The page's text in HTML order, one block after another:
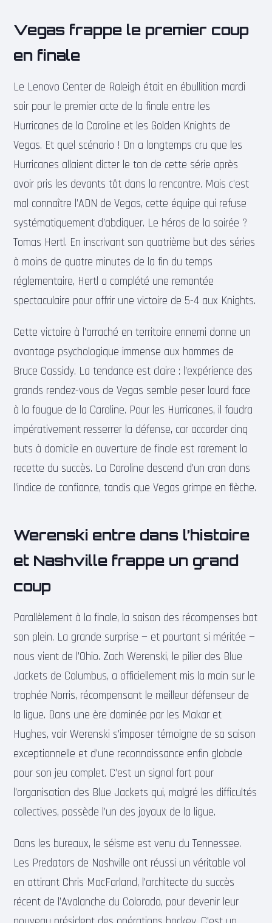
Vegas frappe le premier coup
en finale
Le Lenovo Center de Raleigh était en ébullition mardi
soir pour le premier acte de la finale entre les
Hurricanes de la Caroline et les Golden Knights de
Vegas. Et quel scénario ! On a longtemps cru que les
Hurricanes allaient dicter le ton de cette série après
avoir pris les devants tôt dans la rencontre. Mais c’est
mal connaître l’ADN de Vegas, cette équipe qui refuse
systématiquement d’abdiquer. Le héros de la soirée ?
Tomas Hertl. En inscrivant son quatrième but des séries
à moins de quatre minutes de la fin du temps
réglementaire, Hertl a complété une remontée
spectaculaire pour offrir une victoire de 5-4 aux Knights.
Cette victoire à l’arraché en territoire ennemi donne un
avantage psychologique immense aux hommes de
Bruce Cassidy. La tendance est claire : l’expérience des
grands rendez-vous de Vegas semble peser lourd face
à la fougue de la Caroline. Pour les Hurricanes, il faudra
impérativement resserrer la défense, car accorder cinq
buts à domicile en ouverture de finale est rarement la
recette du succès. La Caroline descend d’un cran dans
l’indice de confiance, tandis que Vegas grimpe en flèche.
Werenski entre dans l’histoire
et Nashville frappe un grand
coup
Parallèlement à la finale, la saison des récompenses bat
son plein. La grande surprise — et pourtant si méritée —
nous vient de l’Ohio. Zach Werenski, le pilier des Blue
Jackets de Columbus, a officiellement mis la main sur le
trophée Norris, récompensant le meilleur défenseur de
la ligue. Dans une ère dominée par les Makar et
Hughes, voir Werenski s’imposer témoigne de sa saison
exceptionnelle et d’une reconnaissance enfin globale
pour son jeu complet. C’est un signal fort pour
l’organisation des Blue Jackets qui, malgré les difficultés
collectives, possède l’un des joyaux de la ligue.
Dans les bureaux, le séisme est venu du Tennessee.
Les Predators de Nashville ont réussi un véritable vol
en attirant Chris MacFarland, l’architecte du succès
récent de l’Avalanche du Colorado, pour devenir leur